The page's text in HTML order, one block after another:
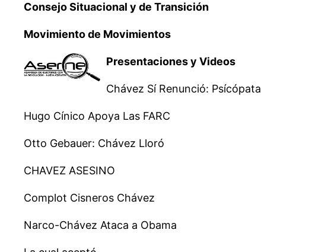
Consejo Situacional y de Transición
Movimiento de Movimientos
Presentaciones y Videos
Chávez Sí Renunció: Psícópata
Hugo Cínico Apoya Las FARC
Otto Gebauer: Chávez Lloró
CHAVEZ ASESINO
Complot Cisneros Chávez
Narco-Chávez Ataca a Obama